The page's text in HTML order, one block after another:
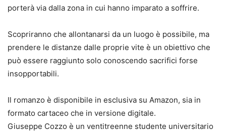
porterà via dalla zona in cui hanno imparato a soffrire.
Scopriranno che allontanarsi da un luogo è possibile, ma
prendere le distanze dalle proprie vite è un obiettivo che
può essere raggiunto solo conoscendo sacrifici forse
insopportabili.
Il romanzo è disponibile in esclusiva su Amazon, sia in
formato cartaceo che in versione digitale.
Giuseppe Cozzo è un ventitreenne studente universitario